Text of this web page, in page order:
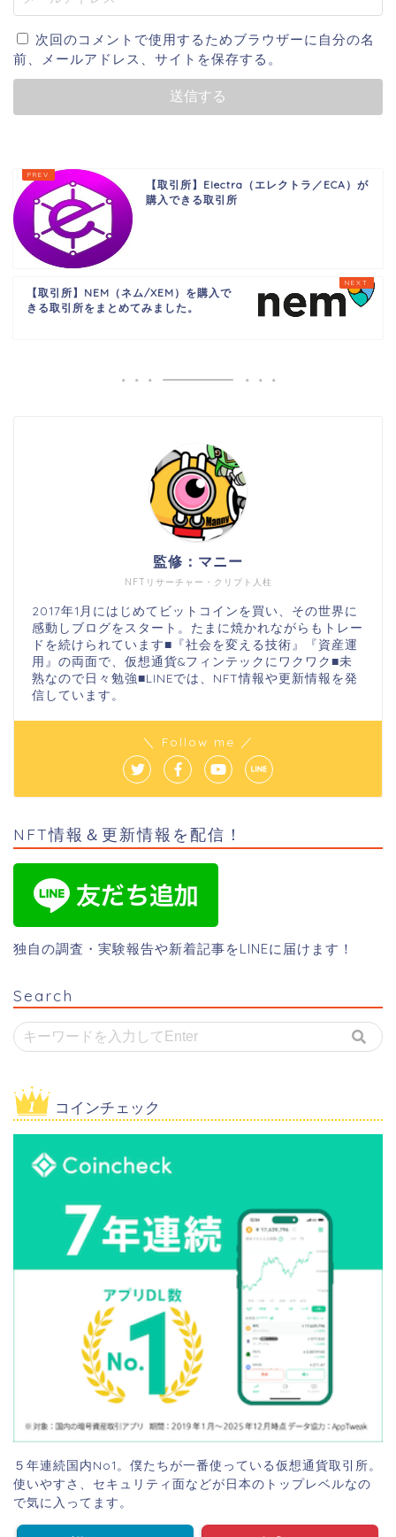
次回のコメントで使用するためブラウザーに自分の名
前、メールアドレス、サイトを保存する。
【取引所】Electra（エレクトラ／ECA）が
購入できる取引所
【取引所】NEM（ネム/XEM）を購入で
きる取引所をまとめてみました。
NFTリサーチャー・クリプト人柱
監修：マニー
2017年1月にはじめてビットコインを買い、その世界に
感動しブログをスタート。たまに焼かれながらもトレー
ドを続けられています■『社会を変える技術』『資産運
用』の両面で、仮想通貨&フィンテックにワクワク■未
熟なので日々勉強■LINEでは、NFT情報や更新情報を発
信しています。
＼ Follow me ／
NFT情報＆更新情報を配信！
独自の調査・実験報告や新着記事をLINEに届けます！
Search
コインチェック
５年連続国内No1。僕たちが一番使っている仮想通貨取引所。
使いやすさ、セキュリティ面などが日本のトップレベルなの
で気に入ってます。